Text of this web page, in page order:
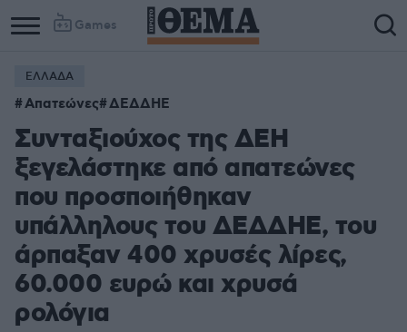
Games
ΕΛΛΑΔΑ
Απατεώνες ΔΕΔΔΗΕ
Συνταξιούχος της ΔΕΗ
ξεγελάστηκε από απατεώνες
που προσποιήθηκαν
υπάλληλους του ΔΕΔΔΗΕ, του
άρπαξαν 400 χρυσές λίρες,
60.000 ευρώ και χρυσά
ρολόγια